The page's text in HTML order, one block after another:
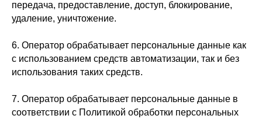
передача, предоставление, доступ, блокирование,
удаление, уничтожение.
6. Оператор обрабатывает персональные данные как
с использованием средств автоматизации, так и без
использования таких средств.
7. Оператор обрабатывает персональные данные в
соответствии с Политикой обработки персональных